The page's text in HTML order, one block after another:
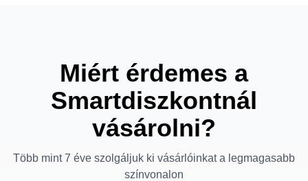
Miért érdemes a
Smartdiszkontnál
vásárolni?
Több mint 7 éve szolgáljuk ki vásárlóinkat a legmagasabb
színvonalon